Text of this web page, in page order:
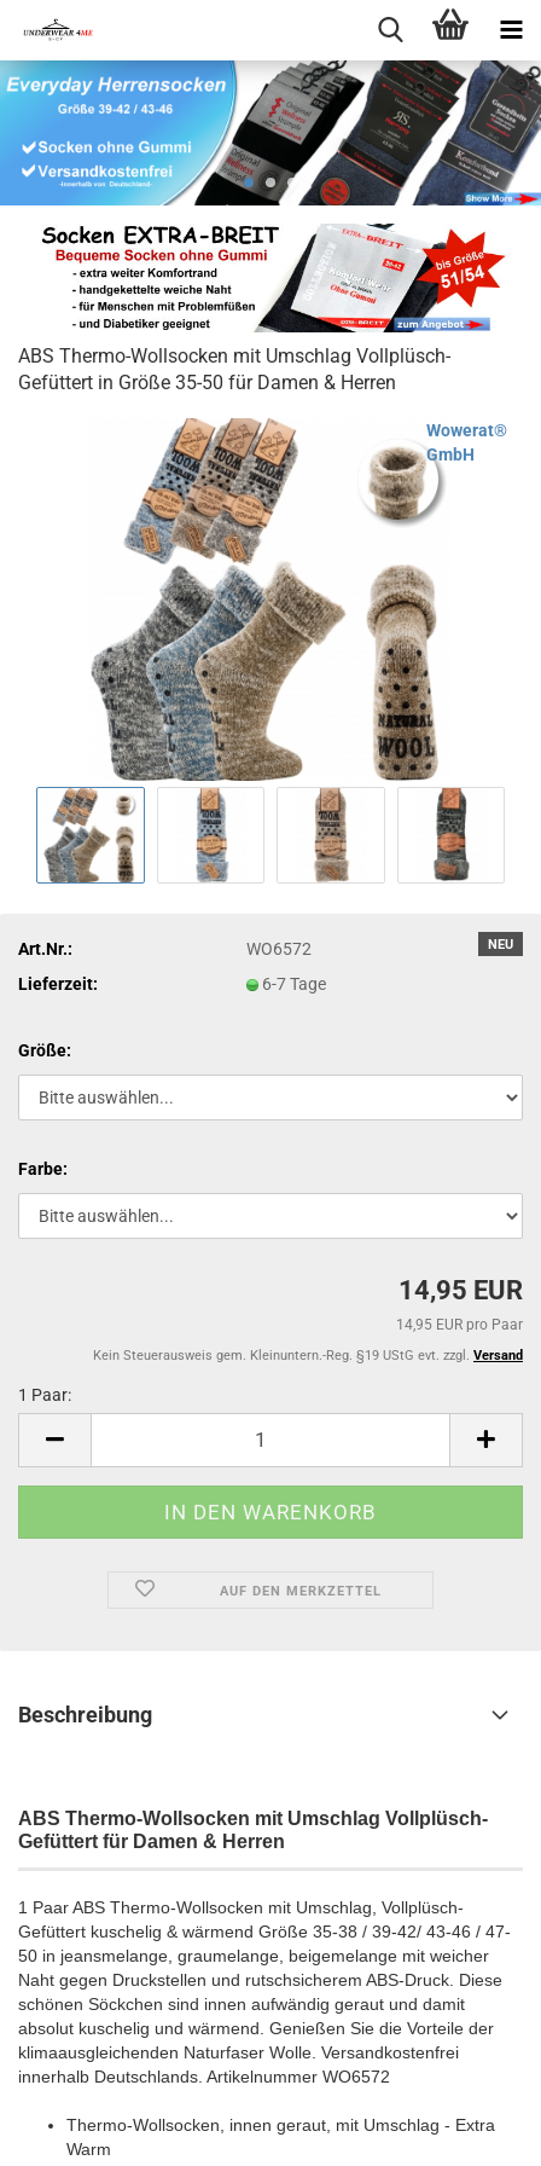
ABS Thermo-Wollsocken mit Umschlag Vollplüsch-
Gefüttert in Größe 35-50 für Damen & Herren
Wowerat®
GmbH
NEU
Art.Nr.:
WO6572
Lieferzeit:
6-7 Tage
Größe:
Farbe:
14,95 EUR
14,95 EUR pro Paar
Kein Steuerausweis gem. Kleinuntern.-Reg. §19 UStG evt. zzgl. Versand
1 Paar:
Paar
AUF DEN MERKZETTEL
Beschreibung
ABS Thermo-Wollsocken mit Umschlag Vollplüsch-
Gefüttert für Damen & Herren
1 Paar ABS Thermo-Wollsocken mit Umschlag, Vollplüsch-
Gefüttert kuschelig & wärmend Größe 35-38 / 39-42/ 43-46 / 47-
50 in jeansmelange, graumelange, beigemelange mit weicher
Naht gegen Druckstellen und rutschsicherem ABS-Druck . Diese
schönen Söckchen sind innen aufwändig geraut und damit
absolut kuschelig und wärmend. Genießen Sie die Vorteile der
klimaausgleichenden Naturfaser Wolle. Versandkostenfrei
innerhalb Deutschlands. Artikelnummer WO6572
Thermo-Wollsocken, innen geraut, mit Umschlag - Extra
Warm